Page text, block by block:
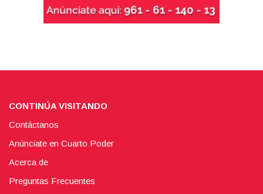
CONTINÚA VISITANDO
Contáctanos
Anúnciate en Cuarto Poder
Acerca de
Preguntas Frecuentes